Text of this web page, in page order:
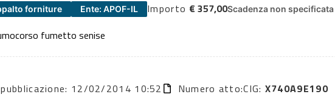
forniture Ente: APOF-IL Importo € 357,00Scadenza non specificata
fumetto senise
12/02/2014 10:52 Numero atto:CIG: X740A9E190